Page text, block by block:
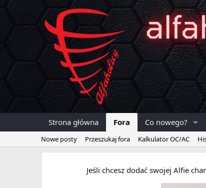
Strona główna Fora Co nowego?
Nowe posty Przeszukaj fora Kalkulator OC/AC
Jeśli chcesz dodać swojej Alfie